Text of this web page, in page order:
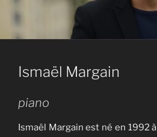
Ismaël Margain
piano
Ismaël Margain est né en 1992